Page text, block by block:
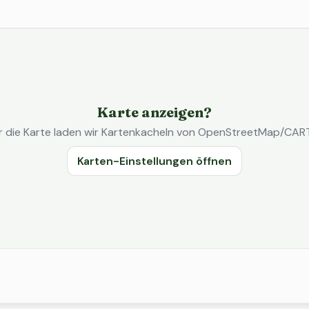
Karte anzeigen?
die Karte laden wir Kartenkacheln von OpenStreetMap/
Karten-Einstellungen öffnen